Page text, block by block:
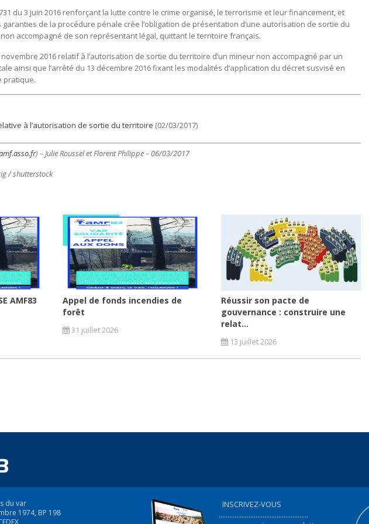
731 du 3 juin 2016 renforçant la lutte contre le crime organisé, le terrorisme et leur financement, et
garanties de la procédure pénale crée l’obligation de présentation d’une autorisation de sortie du
accompagné de son représentant légal, quittant le territoire français.
novembre 2016 relatif à l’autorisation de sortie du territoire d’un mineur non accompagné par un
ainsi que l’arrêté du 13 décembre 2016 fixant les modalités d’application du décret susvisé en
pratique.
à l’autorisation de sortie du territoire (02/03/2017)
) – Julie Roussel et Florent Philippe – 06/03/2017
/ shutterstock
AMF83
Appel de fonds incendies de
forêt
31 juillet 2026
Réussir son pacte de
gouvernance : construire une
relat...
13 juillet 2026
du var
1974, BP 198
INSCRIVEZ-VOUS
...................................................